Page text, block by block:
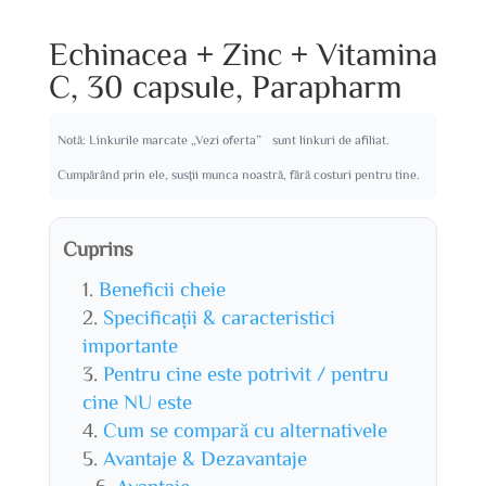
Echinacea + Zinc + Vitamina
C, 30 capsule, Parapharm
Notă: Linkurile marcate „Vezi oferta” sunt linkuri de afiliat.
Cumpărând prin ele, susții munca noastră, fără costuri pentru tine.
Cuprins
Beneficii cheie
Specificații & caracteristici
importante
Pentru cine este potrivit / pentru
cine NU este
Cum se compară cu alternativele
Avantaje & Dezavantaje